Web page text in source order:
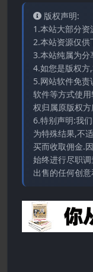
版权声明:
1.本站大部分资
2.本站资源仅供
3.本站纯属为分
4.如您是版权
5.网站软件免
软件等方式使
权归属原版权
6.特别声明:我
为特殊结果,不
买而收取佣金.
始终进行尽职
出售的任何创